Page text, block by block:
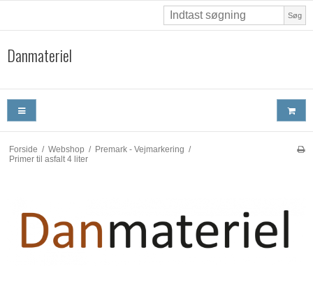
Søg
Danmateriel
Forside / Webshop / Premark - Vejmarkering /
Primer til asfalt 4 liter